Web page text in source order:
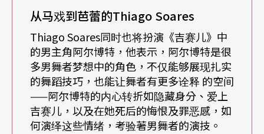
之间，克里斯多福．惠尔敦（Christopher Wheeldo
n）是个道地的皇家芭蕾人，他在皇家芭蕾舞学校接
受舞蹈教育，很年轻的时候就进入了纽约市立芭蕾
舞团，后来成为该团驻团编舞家。他的作品融合了
英式与美式，创造了他自己的风格。以DGV为例，
可以看到他作品中的力道与速度。这套节目可以让
从马戏到芭蕾的Thiago Soares
Thiago Soares同时也将扮演《吉赛儿》中
的男主角阿尔博特，他表示，阿尔博特是很
多男舞者梦想中的角色，不仅能够展现扎实
的舞蹈技巧，也能让舞者有更多诠释 的空间
——阿尔博特的内心转折如隐藏身分、爱上
吉赛儿，以及在她死后的悔恨及罪恶感，如
何演绎这些情绪，考验著男舞者的演技。